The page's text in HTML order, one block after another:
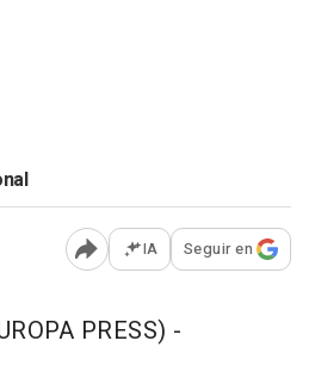
Abrir opciones para
IA Seguir en
PRESS) -